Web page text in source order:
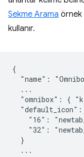
Sekme Arama örnek
kullanır.
{
"name":
  ...
"omnibox": {
"default_icon":
"16":
"32":
  }
  ...